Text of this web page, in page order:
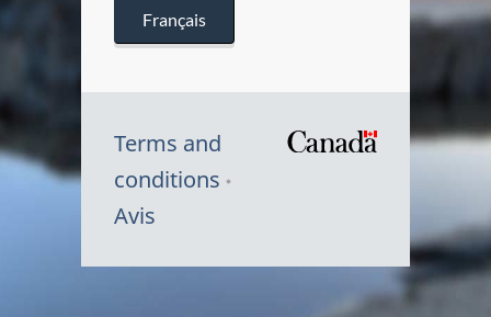
Français
Terms and
conditions
Avis
du